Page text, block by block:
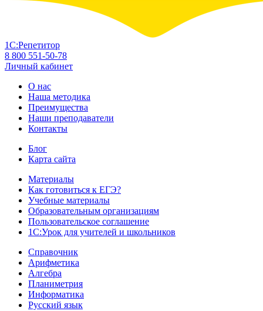
1С:Репетитор
8 800 551-50-78
Личный кабинет
О нас
Наша методика
Преимущества
Наши преподаватели
Контакты
Блог
Карта сайта
Материалы
Как готовиться к ЕГЭ?
Учебные материалы
Образовательным организациям
Пользовательское соглашение
1С:Урок для учителей и школьников
Справочник
Арифметика
Алгебра
Планиметрия
Информатика
Русский язык